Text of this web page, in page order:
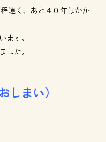
遠く、あと４０年はかか
ます。
した。
しまい）